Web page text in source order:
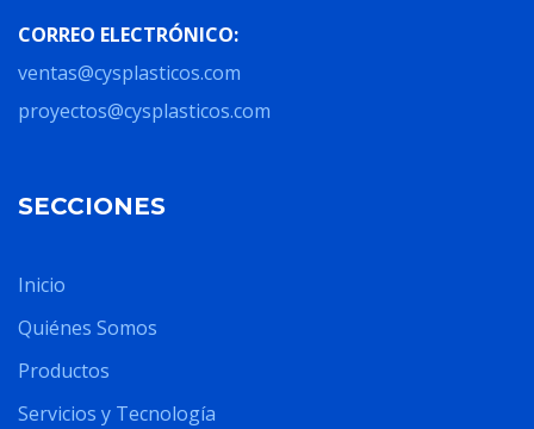
CORREO ELECTRÓNICO:
ventas@cysplasticos.com
proyectos@cysplasticos.com
SECCIONES
Inicio
Quiénes Somos
Productos
Servicios y Tecnología